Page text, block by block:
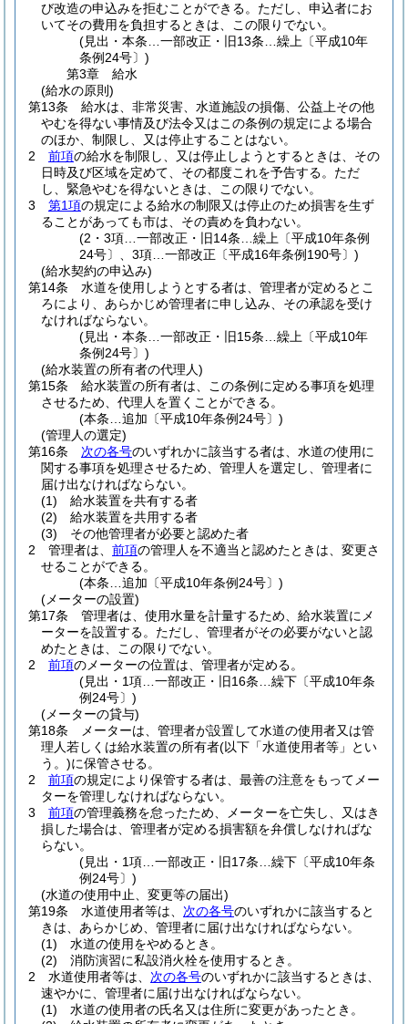
び改造の申込みを拒むことができる。 ただし、申込者にお
いてその費用を負担するときは、この限りでない。
(見出・本条…一部改正・旧13条…繰上〔平成10年
条例24号〕)
第3章
給水
(給水の原則)
第13条
給水は、非常災害、水道施設の損傷、公益上その他
やむを得ない事情及び法令又はこの条例の規定による場合
のほか、制限し、又は停止することはない。
2
前項の給水を制限し、又は停止しようとするときは、その
日時及び区域を定めて、その都度これを予告する。 ただ
し、緊急やむを得ないときは、この限りでない。
3
第1項の規定による給水の制限又は停止のため損害を生ず
ることがあっても市は、その責めを負わない。
(2・3項…一部改正・旧14条…繰上〔平成10年条例
24号〕、3項…一部改正〔平成16年条例190号〕)
(給水契約の申込み)
第14条
水道を使用しようとする者は、管理者が定めるとこ
ろにより、あらかじめ管理者に申し込み、その承認を受け
なければならない。
(見出・本条…一部改正・旧15条…繰上〔平成10年
条例24号〕)
(給水装置の所有者の代理人)
第15条
給水装置の所有者は、この条例に定める事項を処理
させるため、代理人を置くことができる。
(本条…追加〔平成10年条例24号〕)
(管理人の選定)
第16条
次の各号のいずれかに該当する者は、水道の使用に
関する事項を処理させるため、管理人を選定し、管理者に
届け出なければならない。
(1)
給水装置を共有する者
(2)
給水装置を共用する者
(3)
その他管理者が必要と認めた者
2
管理者は、 前項の管理人を不適当と認めたときは、変更さ
せることができる。
(本条…追加〔平成10年条例24号〕)
(メーターの設置)
第17条
管理者は、使用水量を計量するため、給水装置にメ
ーターを設置する。 ただし、管理者がその必要がないと認
めたときは、この限りでない。
2
前項のメーターの位置は、管理者が定める。
(見出・1項…一部改正・旧16条…繰下〔平成10年条
例24号〕)
(メーターの貸与)
第18条
メーターは、管理者が設置して水道の使用者又は管
理人若しくは給水装置の所有者(以下「水道使用者等」とい
う。)に保管させる。
2
前項の規定により保管する者は、最善の注意をもってメー
ターを管理しなければならない。
3
前項の管理義務を怠ったため、メーターを亡失し、又はき
損した場合は、管理者が定める損害額を弁償しなければな
らない。
(見出・1項…一部改正・旧17条…繰下〔平成10年条
例24号〕)
(水道の使用中止、変更等の届出)
第19条
水道使用者等は、 次の各号のいずれかに該当すると
きは、あらかじめ、管理者に届け出なければならない。
(1)
水道の使用をやめるとき。
(2)
消防演習に私設消火栓を使用するとき。
2
水道使用者等は、 次の各号のいずれかに該当するときは、
速やかに、管理者に届け出なければならない。
(1)
水道の使用者の氏名又は住所に変更があったとき。